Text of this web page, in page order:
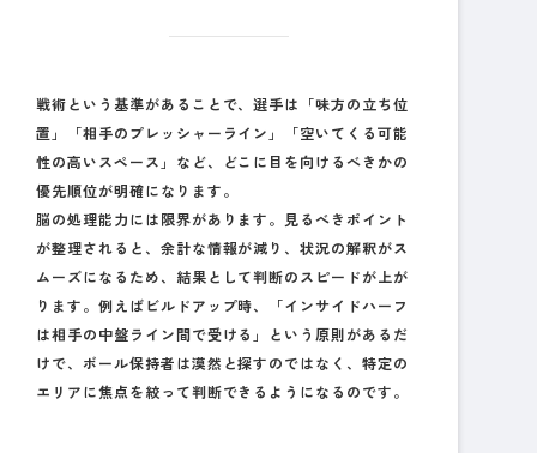
戦術という基準があることで、選手は「味方の立ち位
置」「相手のプレッシャーライン」「空いてくる可能
性の高いスペース」など、
どこに目を向けるべきかの
優先順位が明確になります。
脳の処理能力には限界があります。見るべきポイント
が整理されると、余計な情報が減り、状況の解釈がス
ムーズになるため、結果として判断のスピードが上が
ります。例えばビルドアップ時、「インサイドハーフ
は相手の中盤ライン間で受ける」という原則があるだ
けで、ボール保持者は漠然と探すのではなく、特定の
エリアに焦点を絞って判断できるようになるのです。